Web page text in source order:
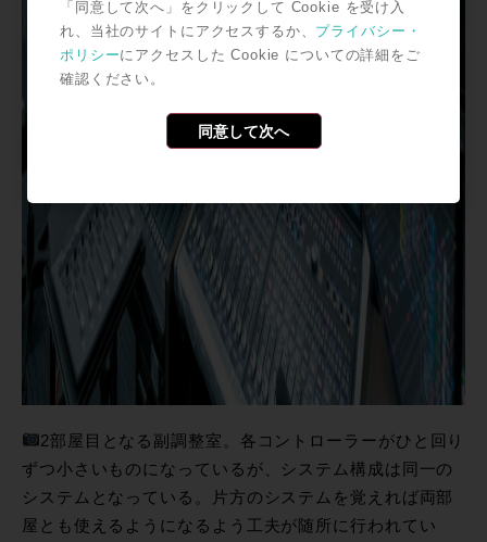
2部屋目となる副調整室。各コントローラーがひと回り
ずつ小さいものになっているが、システム構成は同一の
システムとなっている。片方のシステムを覚えれば両部
屋とも使えるようになるよう工夫が随所に行われてい
「同意して次へ」をクリックして Cookie を受け入
れ、当社のサイトにアクセスするか、 プライバシー・
ポリシーにアクセスした Cookie についての詳細をご
確認ください。
同意して次へ